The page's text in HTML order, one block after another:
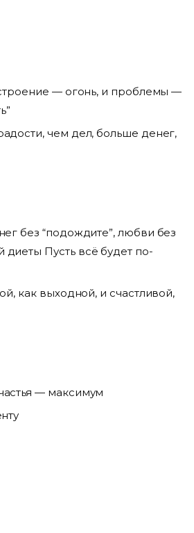
— огонь, и проблемы —
чем дел, больше денег,
без “подождите”, любви без
Пусть всё будет по-
как выходной, и счастливой,
— максимум